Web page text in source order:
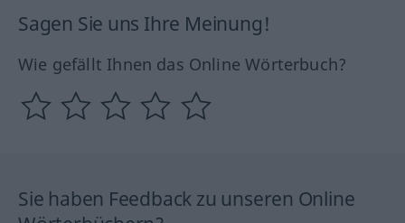
Sagen Sie uns Ihre Meinung!
Wie gefällt Ihnen das Online Wörterbuch?
Sie haben Feedback zu unseren Online